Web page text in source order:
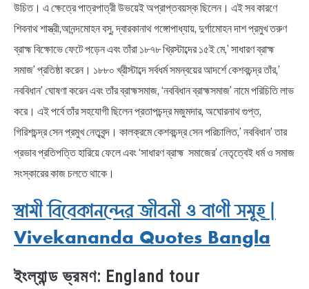
উচিত। এ ক্ষেত্রে পাত্রপাত্রী উভয়েই অপ্রাপ্তবয়স্ক ছিলেন। এই সব কারণে
শিবনাথ শাস্ত্রী,আনন্দমোহন বসু, দ্বারকানাথ গঙ্গোপাধ্যায়, দুর্গামোহন দাশ প্রমুখ তরুণ
ব্রাহ্ম বিক্ষোভে ফেটে পড়েন এবং তাঁরা ১৮৭৮ খ্রিস্টাব্দের ১৫ই মে,’ সাধারণ ব্রাহ্ম
সমাজ’ প্রতিষ্ঠা করেন। ১৮৮০ খ্রীস্টাব্দে সর্বধর্ম সমন্বয়ের আদর্শে কেশবচন্দ্র তাঁর,’
নববিধান’ ঘোষণা করেন এবং তাঁর ব্রাহ্মসমাজ, ‘নববিধান ব্রাহ্মসমাজ’ নামে পরিচিতি লাভ
করে। এই পর্বে তাঁর সহযোগী ছিলেন প্রতাপচন্দ্র মজুমদার, অঘোরনাথ গুপ্ত,
গিরিশচন্দ্র সেন প্রমুখ নেতৃবৃন্দ। কালক্রমে কেশবচন্দ্র সেন পরিচালিত,’ নববিধান’ তার
প্রভাব প্রতিপত্তি হারিয়ে ফেলে এবং ‘সাধারণ ব্রাহ্ম সমাজের’ নেতৃত্বেই ধর্ম ও সমাজ
সংস্কারের কাজ চলতে থাকে।
স্বামী বিবেকানন্দের জীবনী ও বাণী সমূহ |
Vivekananda Quotes Bangla
ইংল্যান্ড ভ্রমণ: England tour